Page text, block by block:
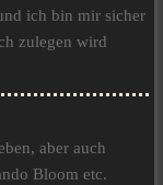
ich bin mir sicher
zulegen wird
aber auch
Bloom etc.